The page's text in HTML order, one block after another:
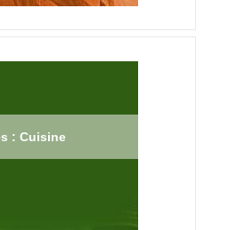
: Cuisine